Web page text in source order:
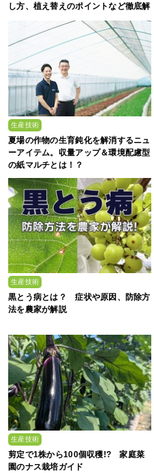
し方、植え替えのポイントなど徹底解
生産技術
夏場の作物の生育鈍化を解消するニュ
ーアイテム。収量アップ＆環境配慮型
の紙マルチとは！？
生産技術
黒とう病とは？ 症状や原因、防除方
法を農家が解説
生産技術
剪定で1株から100個収穫!? 家庭菜
園のナス栽培ガイド